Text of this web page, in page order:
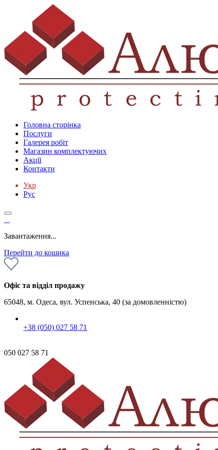
Головна сторінка
Послуги
Галерея робіт
Магазин комплектуючих
Акції
Контакти
Укр
Рус
Завантаження...
Перейти до кошика
Офіс та відділ продажу
65048, м. Одеса, вул. Успенська, 40 (за домовленністю)
+38 (050) 027 58 71
050 027 58 71